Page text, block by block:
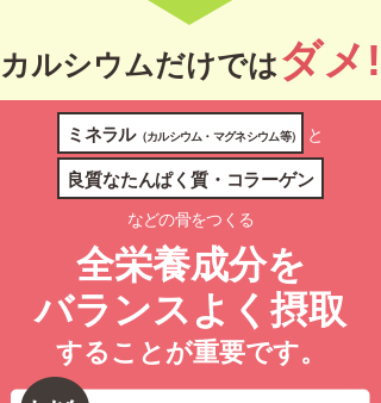
カルシウムだけではダメ!
ミネラル（カルシウム・マグネシウム等） と
良質なたんぱく質・コラーゲン
などの骨をつくる
全栄養成分を
バランスよく摂取
することが重要です。